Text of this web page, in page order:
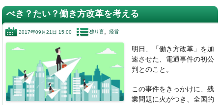
べき？たい？働き方改革を考える
2017年09月21日 15:00 独り言 経営
明日、「働き方改革」を加
速させた、電通事件の初公
判とのこと。
この事件をきっかけに、残
業問題に火がつき、全国的